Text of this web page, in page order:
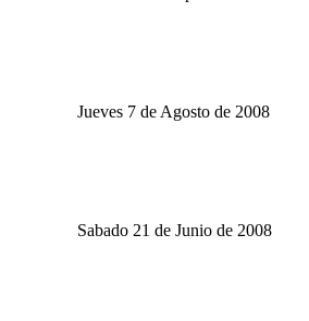
Jueves 7 de Agosto de 2008
Sabado 21 de Junio de 2008